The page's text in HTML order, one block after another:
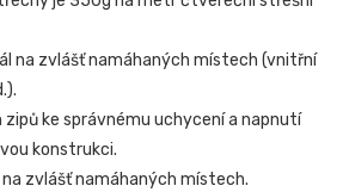
na zvlášť namáhaných místech (vnitřní
ke správnému uchycení a napnutí
konstrukci.
zvlášť namáhaných místech.